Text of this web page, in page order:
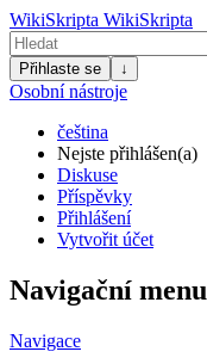
WikiSkripta WikiSkripta
Přihlaste se ↓
Osobní nástroje
čeština
Nejste přihlášen(a)
Diskuse
Příspěvky
Přihlášení
Vytvořit účet
Navigační menu
Navigace